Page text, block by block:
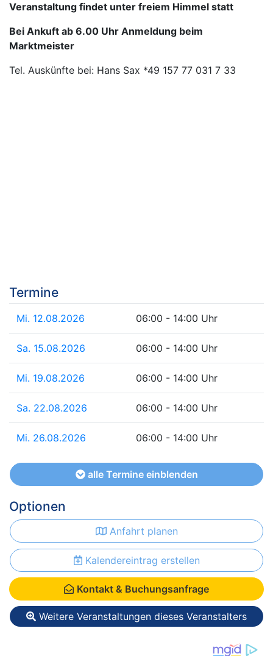
Veranstaltung findet unter freiem Himmel statt
Bei Ankuft ab 6.00 Uhr Anmeldung beim
Marktmeister
Tel. Auskünfte bei: Hans Sax *49 157 77 031 7 33
Termine
Mi. 12.08.2026 06:00 - 14:00 Uhr
Sa. 15.08.2026 06:00 - 14:00 Uhr
Mi. 19.08.2026 06:00 - 14:00 Uhr
Sa. 22.08.2026 06:00 - 14:00 Uhr
Mi. 26.08.2026 06:00 - 14:00 Uhr
alle Termine einblenden
Optionen
Anfahrt planen
Kalendereintrag erstellen
Kontakt & Buchungsanfrage
Weitere Veranstaltungen dieses Veranstalters